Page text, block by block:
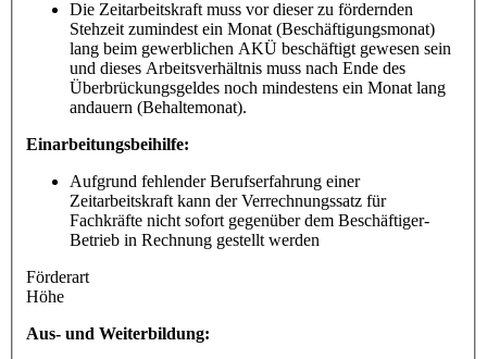
Die Zeitarbeitskraft muss vor dieser zu fördernden
Stehzeit zumindest ein Monat (Beschäftigungsmonat)
lang beim gewerblichen AKÜ beschäftigt gewesen sein
und dieses Arbeitsverhältnis muss nach Ende des
Überbrückungsgeldes noch mindestens ein Monat lang
andauern (Behaltemonat).
Einarbeitungsbeihilfe:
Aufgrund fehlender Berufserfahrung einer
Zeitarbeitskraft kann der Verrechnungssatz für
Fachkräfte nicht sofort gegenüber dem Beschäftiger-
Betrieb in Rechnung gestellt werden
Förderart
Höhe
Aus- und Weiterbildung: